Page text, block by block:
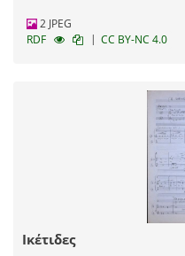
2 JPEG
RDF
| CC BY-NC 4.0
Ικέτιδες